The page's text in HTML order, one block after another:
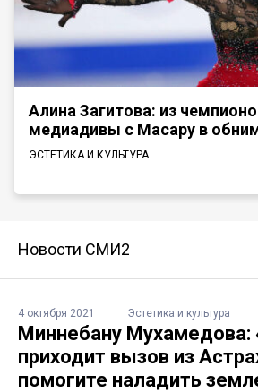
Алина Загитова: из
медиадивы с Масару в
ЭСТЕТИКА И КУЛЬТУРА
Новости СМИ2
4 октября 2021 Эстетика и культура
Миннебану Мухамедова:
приходит вызов из
помогите наладить